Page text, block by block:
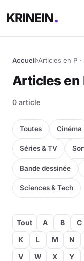
KRINEIN
Accueil›Articles en P ·
Articles en
0 article
Toutes Cinéma
Séries & TV
Bande dessinée
Sciences & Tech
Tout A B C
K
L M N
V
W X Y